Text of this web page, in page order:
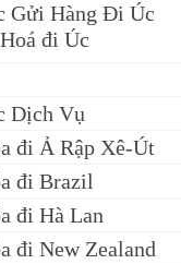
Gửi Hàng Đi Úc
đi Úc
Dịch Vụ
đi Ả Rập Xê-Út
đi Brazil
đi Hà Lan
đi New Zealand